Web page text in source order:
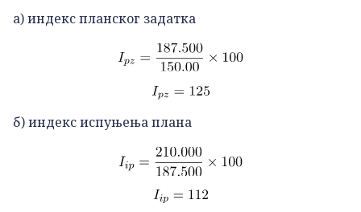
а) индекс планског задатка
б) индекс испуњења плана